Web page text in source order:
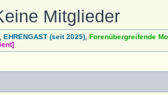
Mitglieder
EHRENGAST (seit 2025) Forenübergreifende